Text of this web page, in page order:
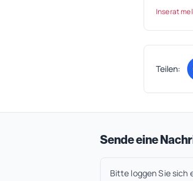
Inserat
Teilen:
Sende eine
Bitte loggen Sie sich